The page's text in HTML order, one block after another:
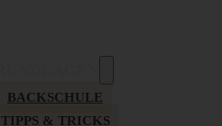
BACKSCHULE
TIPPS & TRICKS